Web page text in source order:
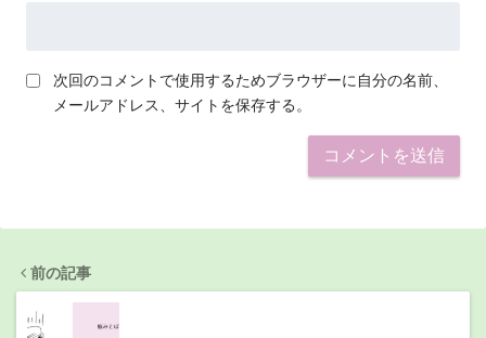
次回のコメントで使用するためブラウザーに自分の名前、
メールアドレス、サイトを保存する。
前の記事